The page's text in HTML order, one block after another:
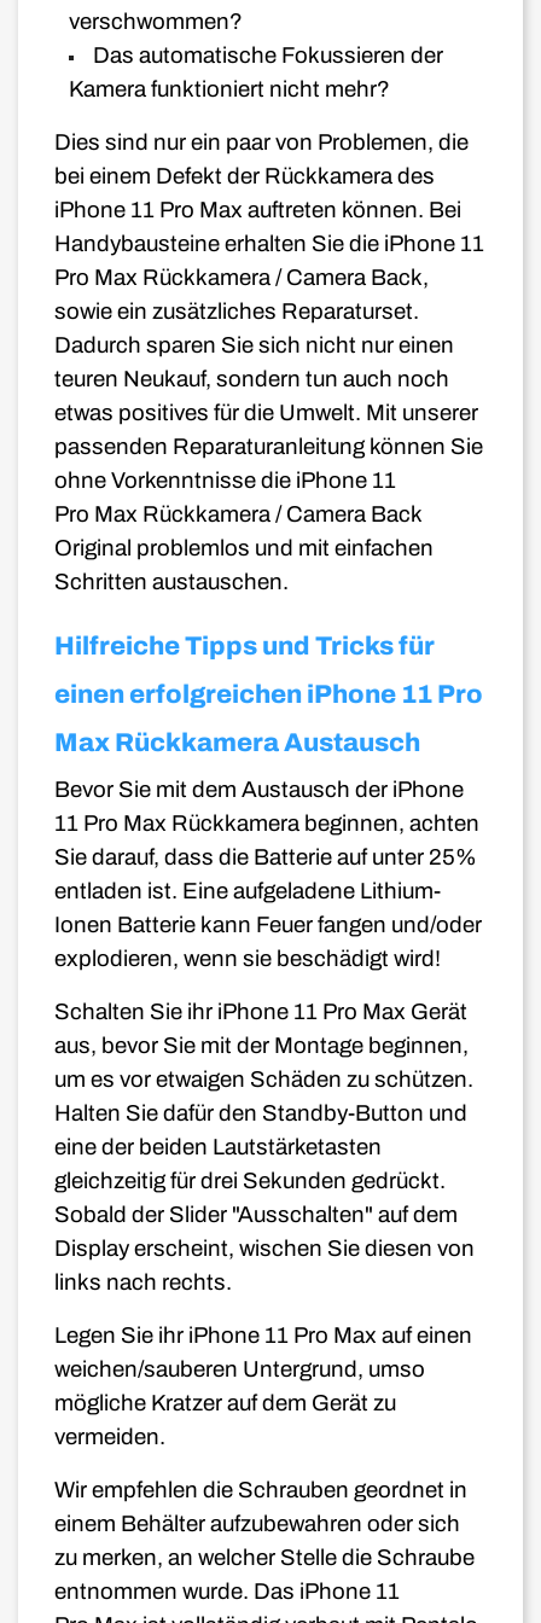
verschwommen?
Das automatische Fokussieren der
Kamera funktioniert nicht mehr?
Dies sind nur ein paar von Problemen, die
bei einem Defekt der Rückkamera des
iPhone 11 Pro Max auftreten können. Bei
Handybausteine erhalten Sie die iPhone 11
Pro Max Rückkamera / Camera Back,
sowie ein zusätzliches Reparaturset.
Dadurch sparen Sie sich nicht nur einen
teuren Neukauf, sondern tun auch noch
etwas positives für die Umwelt. Mit unserer
passenden Reparaturanleitung können Sie
ohne Vorkenntnisse die iPhone 11
Pro Max Rückkamera / Camera Back
Original problemlos und mit einfachen
Schritten austauschen.
Hilfreiche Tipps und Tricks für
einen erfolgreichen iPhone 11 Pro
Max Rückkamera Austausch
Bevor Sie mit dem Austausch der iPhone
11 Pro Max Rückkamera beginnen, achten
Sie darauf, dass die Batterie auf unter 25%
entladen ist. Eine aufgeladene Lithium-
Ionen Batterie kann Feuer fangen und/oder
explodieren, wenn sie beschädigt wird!
Schalten Sie ihr iPhone 11 Pro Max Gerät
aus, bevor Sie mit der Montage beginnen,
um es vor etwaigen Schäden zu schützen.
Halten Sie dafür den Standby-Button und
eine der beiden Lautstärketasten
gleichzeitig für drei Sekunden gedrückt.
Sobald der Slider "Ausschalten" auf dem
Display erscheint, wischen Sie diesen von
links nach rechts.
Legen Sie ihr iPhone 11 Pro Max auf einen
weichen/sauberen Untergrund, umso
mögliche Kratzer auf dem Gerät zu
vermeiden.
Wir empfehlen die Schrauben geordnet in
einem Behälter aufzubewahren oder sich
zu merken, an welcher Stelle die Schraube
entnommen wurde. Das iPhone 11